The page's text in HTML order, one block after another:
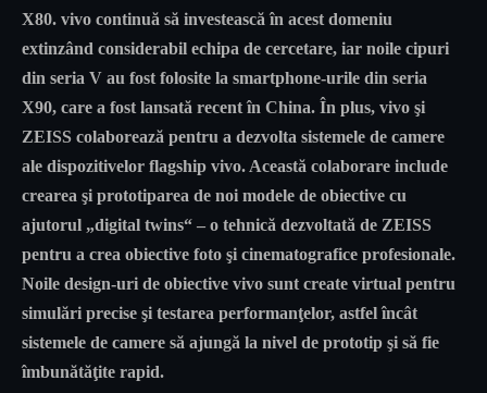
X80. vivo continuă să investească în acest domeniu
extinzând considerabil echipa de cercetare, iar noile cipuri
din seria V au fost folosite la smartphone-urile din seria
X90, care a fost lansată recent în China. În plus, vivo şi
ZEISS colaborează pentru a dezvolta sistemele de camere
ale dispozitivelor flagship vivo. Această colaborare include
crearea şi prototiparea de noi modele de obiective cu
ajutorul „digital twins“ – o tehnică dezvoltată de ZEISS
pentru a crea obiective foto şi cinematografice profesionale.
Noile design-uri de obiective vivo sunt create virtual pentru
simulări precise şi testarea performanţelor, astfel încât
sistemele de camere să ajungă la nivel de prototip şi să fie
îmbunătăţite rapid.